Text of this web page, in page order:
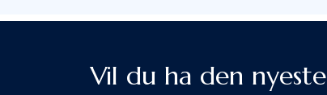
Vil du ha den nyeste